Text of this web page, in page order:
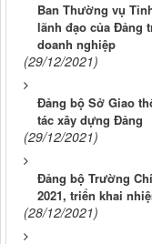
Ban Thường vụ
lãnh đạo của Đảng
doanh nghiệp
(29/12/2021)
Đảng bộ Sở Giao
tác xây dựng Đảng
(29/12/2021)
Đảng bộ Trường
2021, triển khai
(28/12/2021)